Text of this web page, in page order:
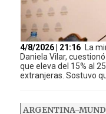
4/8/2026 | 21:16 La
Daniela Vilar,
que eleva del 15% al
extranjeras. Sostuvo
ARGENTINA-